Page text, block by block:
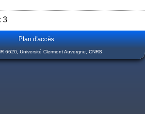
3
Plan d'accès
6620, Université Clermont Auvergne, CNRS